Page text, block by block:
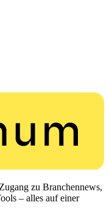
zu Branchennews,
– alles auf einer